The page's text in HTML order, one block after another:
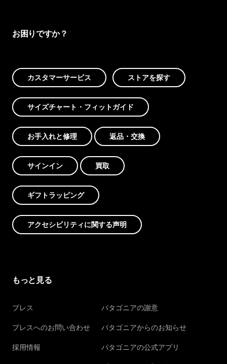
お困りですか？
カスタマーサービス ストアを探す
サイズチャート・フィットガイド
お手入れと修理 返品・交換
サインイン 買取
ギフトラッピング
アクセシビリティに関する声明
もっと見る
プレス
プレスへのお問い合わせ
採用情報
パタゴニアの謝意
パタゴニアからのお知らせ
パタゴニアの公式アプリ